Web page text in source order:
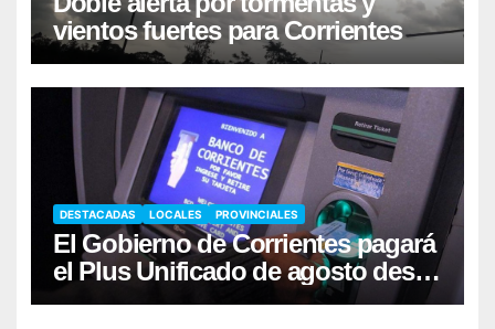
vientos fuertes para Corrientes
DESTACADAS LOCALES PROVINCIALES
El Gobierno de Corrientes pagará
el Plus Unificado de agosto desde
el viernes 7/8